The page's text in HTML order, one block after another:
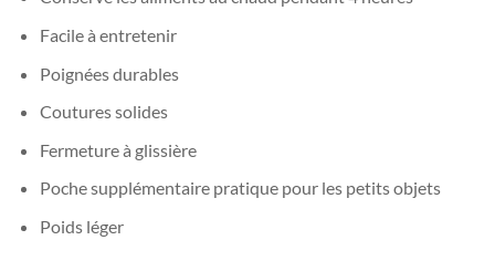
Facile à entretenir
Poignées durables
Coutures solides
Fermeture à glissière
Poche supplémentaire pratique pour les petits objets
Poids léger